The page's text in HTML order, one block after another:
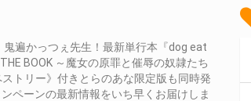
遍かっつぇ先生！最新単行本『dog eat
BOOK ～魔女の原罪と催辱の奴隷たち
トリー》付きとらのあな限定版も同時発
ペーンの最新情報をいち早くお届けしま